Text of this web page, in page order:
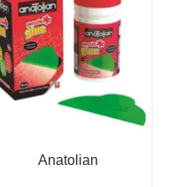
Anatolian